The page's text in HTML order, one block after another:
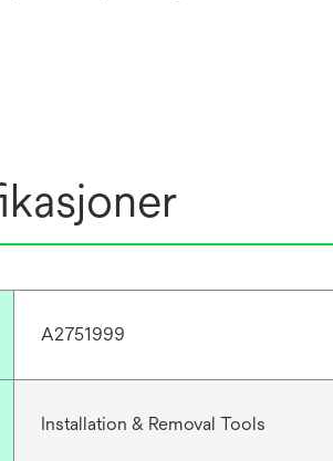
A2751999
Installation & Removal Tools